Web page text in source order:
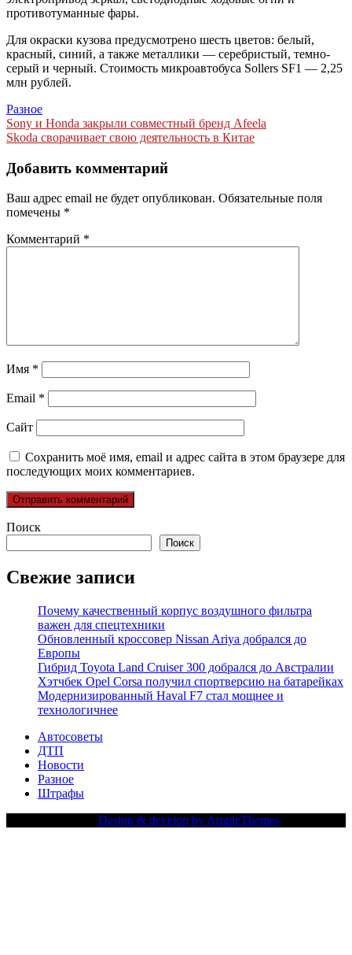
противотуманные фары.
Для окраски кузова предусмотрено шесть цветов: белый,
красный, синий, а также металлики — серебристый, темно-
серый и черный. Стоимость микроавтобуса Sollers SF1 — 2,25
млн рублей.
Разное
Навигация
по
записям
Sony и Honda закрыли совместный бренд Afeela
Skoda сворачивает свою деятельность в Китае
Добавить комментарий
Ваш адрес email не будет опубликован. Обязательные поля
помечены *
Комментарий *
Имя *
Email *
Сайт
Сохранить моё имя, email и адрес сайта в этом браузере для
последующих моих комментариев.
Поиск
Поиск
Свежие записи
Почему качественный корпус воздушного фильтра
важен для спецтехники
Обновленный кроссовер Nissan Ariya добрался до
Европы
Гибрид Toyota Land Cruiser 300 добрался до Австралии
Хэтчбек Opel Corsa получил спортверсию на батарейках
Модернизированный Haval F7 стал мощнее и
технологичнее
Автосоветы
ДТП
Новости
Разное
Штрафы
Design & develop by AmpleThemes